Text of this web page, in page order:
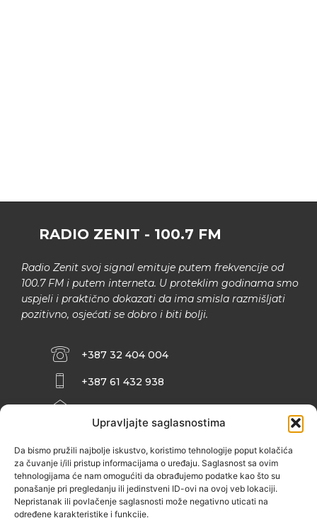
Upravljajte saglasnostima
Da bismo pružili najbolje iskustvo, koristimo tehnologije poput kolačića
za čuvanje i/ili pristup informacijama o uređaju. Saglasnost sa ovim
tehnologijama će nam omogućiti da obrađujemo podatke kao što su
ponašanje pri pregledanju ili jedinstveni ID-ovi na ovoj veb lokaciji.
Nepristanak ili povlačenje saglasnosti može negativno uticati na
određene karakteristike i funkcije.
RADIO ZENIT - 100.7 FM
Radio Zenit svoj signal emituje putem frekvencije od
100.7 FM i putem interneta. U proteklim godinama smo
uspjeli i praktično dokazati da ima smisla razmišljati
pozitivno, osjećati se dobro i biti bolji.
+387 32 404 004
+387 61 432 938
ZENIČANKA, 3. SPRAT), 72000 ZENICA